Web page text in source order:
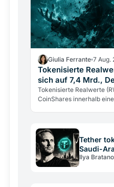
Giulia Ferrante 7 Aug.
Tokenisierte
sich auf 7,4 Mrd.,
Tokenisierte Realwerte
CoinShares innerhalb
Tether
Saudi-
Ilya